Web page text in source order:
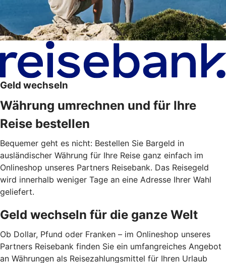
Geld wechseln
Währung umrechnen und für Ihre
Reise bestellen
Bequemer geht es nicht: Bestellen Sie Bargeld in
ausländischer Währung für Ihre Reise ganz einfach im
Onlineshop unseres Partners Reisebank. Das Reisegeld
wird innerhalb weniger Tage an eine Adresse Ihrer Wahl
geliefert.
Geld wechseln für die ganze Welt
Ob Dollar, Pfund oder Franken – im Onlineshop unseres
Partners Reisebank finden Sie ein umfangreiches Angebot
an Währungen als Reisezahlungsmittel für Ihren Urlaub